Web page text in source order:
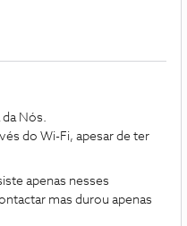
Nós.
do Wi-Fi, apesar de ter
apenas nesses
mas durou apenas